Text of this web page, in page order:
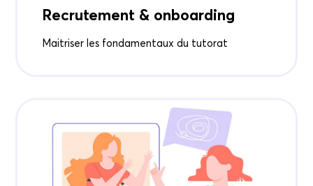
Recrutement & onboarding
Maitriser les fondamentaux du tutorat